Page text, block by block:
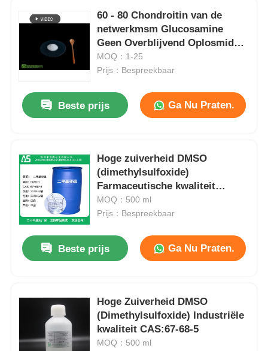
60 - 80 Chondroitin van de
netwerkmsm Glucosamine
Geen Overblijvend Oplosmiddel
voor Tablet
MOQ：1-25
Prijs：Bespreekbaar
Beste prijs Ga Nu Praten.
Hoge zuiverheid DMSO
(dimethylsulfoxide)
Farmaceutische kwaliteit
CAS:67-68-5
MOQ：500 ml
Prijs：Bespreekbaar
Beste prijs Ga Nu Praten.
Hoge Zuiverheid DMSO
(Dimethylsulfoxide) Industriële
kwaliteit CAS:67-68-5
MOQ：500 ml